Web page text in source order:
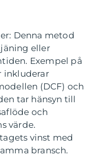
Denna metod
eller
Exempel på
inkluderar
(DCF) och
tar hänsyn till
och
värde.
vinst med
bransch.